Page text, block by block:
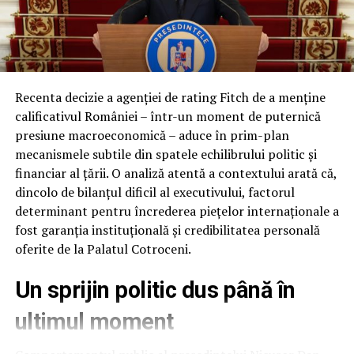
Ne ne vom referi in acest articol cum stimabilul Stoica
face jocurile in mafia gunoaielor, nici cum aceste solicita
imprumut de la diversi agenti economici pentru a isi
adevarata teapa acestora emitand niste chitante de
primire a banilor pentru facturi din 2012-2013, achitate
o data, la vremea respectiva, fiind un cumul de
infractiuni….lasam organele de cercetare penala sa isi
spuna punctul de vedere, noi o sa prezentam toate
aceste aspecte/fapte/actiuni/documente doar pe baza
de probe.
Ce va urma in dezvaluirile noastre si a documentelor ce
domeniile tratate la Spitalul Voila, un exemplu ca este
mai aproape si se poate interveni mai rapid pentru un
tratament de specialitate.
Recenta decizie a agenției de rating Fitch de a menține
calificativul României – într-un moment de puternică
presiune macroeconomică – aduce în prim-plan
mecanismele subtile din spatele echilibrului politic și
financiar al țării. O analiză atentă a contextului arată că,
dincolo de bilanțul dificil al executivului, factorul
determinant pentru încrederea piețelor internaționale a
fost garanția instituțională și credibilitatea personală
oferite de la Palatul Cotroceni.
Un sprijin politic dus până în
ultimul moment